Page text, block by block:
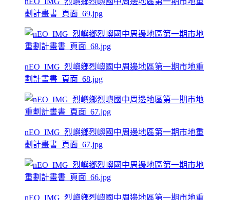
劃計畫書_頁面_69.jpg
nEO_IMG_烈嶼鄉烈嶼國中周邊地區第一期市地重
劃計畫書_頁面_68.jpg
nEO_IMG_烈嶼鄉烈嶼國中周邊地區第一期市地重
劃計畫書_頁面_67.jpg
nEO_IMG_烈嶼鄉烈嶼國中周邊地區第一期市地重